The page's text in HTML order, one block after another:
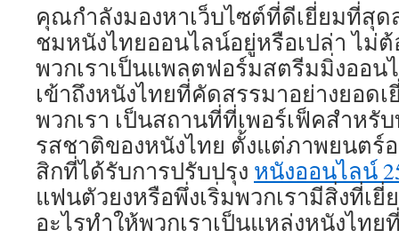
คุณกำลังมองหาเว็บไซต์ที่ดีเยี่ยมที่สุ
ชมหนังไทยออนไลน์อยู่หรือเปล่า ไม่ต้
พวกเราเป็นแพลตฟอร์มสตรีมมิ่งออน
เข้าถึงหนังไทยที่คัดสรรมาอย่างยอด
พวกเรา เป็นสถานที่ที่เพอร์เฟ็คสำห
รสชาติของหนังไทย ตั้งแต่ภาพยนตร์
สิกที่ได้รับการปรับปรุง หนังออนไลน์
แฟนตัวยงหรือพึ่งเริ่มพวกเรามีสิ่งที่เ
อะไรทำให้พวกเราเป็นแหล่งหนังไท